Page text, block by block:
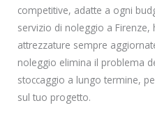
competitive, adatte a ogni
servizio di noleggio a Firenze,
attrezzature sempre
noleggio elimina il problema
stoccaggio a lungo termine,
sul tuo progetto.